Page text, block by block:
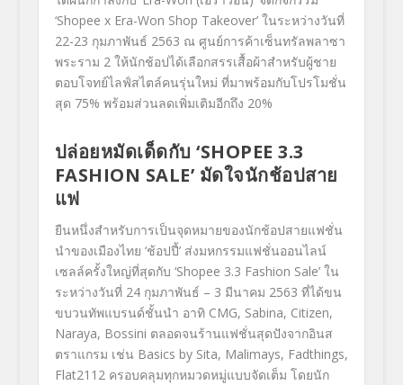
‘Shopee x Era-Won Shop Takeover’ ในระหว่างวันที่
22-23 กุมภาพันธ์ 2563 ณ ศูนย์การค้าเซ็นทรัลพลาซา
พระราม 2 ให้นักช้อปได้เลือกสรรเสื้อผ้าสำหรับผู้ชาย
ตอบโจทย์ไลฟ์สไตล์คนรุ่นใหม่ ที่มาพร้อมกับโปรโมชั่น
สุด 75% พร้อมส่วนลดเพิ่มเติมอีกถึง 20%
ปล่อยหมัดเด็ดกับ ‘SHOPEE 3.3
FASHION SALE’ มัดใจนักช้อปสาย
แฟ
ยืนหนึ่งสำหรับการเป็นจุดหมายของนักช้อปสายแฟชั่น
นำของเมืองไทย ‘ช้อปปี้’ ส่งมหกรรมแฟชั่นออนไลน์
เซลล์ครั้งใหญ่ที่สุดกับ ‘Shopee 3.3 Fashion Sale’ ใน
ระหว่างวันที่ 24 กุมภาพันธ์ – 3 มีนาคม 2563 ที่ได้ขน
ขบวนทัพแบรนด์ชั้นนำ อาทิ CMG, Sabina, Citizen,
Naraya, Bossini ตลอดจนร้านแฟชั่นสุดปังจากอินส
ตราแกรม เช่น Basics by Sita, Malimays, Fadthings,
Flat2112 ครอบคลุมทุกหมวดหมู่แบบจัดเต็ม โดยนัก